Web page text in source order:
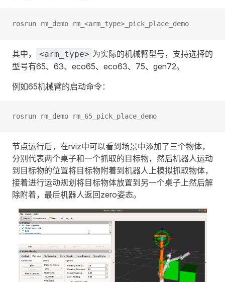
rosrun rm_demo rm_<arm_type>_pick_place_demo
其中， <arm_type> 为实际的机械臂型号，支持选择的
型号有65、63、eco65、eco63、75、gen72。
例如65机械臂的启动命令：
rosrun rm_demo rm_65_pick_place_demo
节点运行后，在rviz中可以看到场景中添加了三个物体，
分别代表两个桌子和一个抓取的目标物，然后机器人运动
到目标物的位置将目标物附着到机器人上模拟抓取物体，
接着进行运动规划将目标物体放置到另一个桌子上然后解
除附着，最后机器人返回zero姿态。